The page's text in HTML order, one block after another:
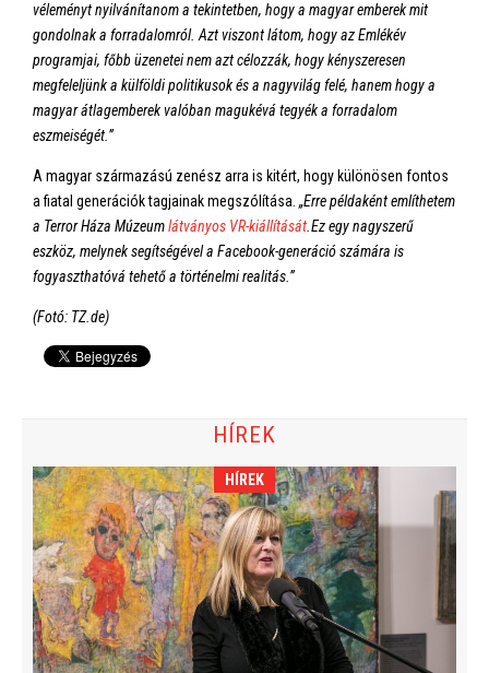
véleményt nyilvánítanom a tekintetben, hogy a magyar emberek mit
gondolnak a forradalomról. Azt viszont látom, hogy az Emlékév
programjai, főbb üzenetei nem azt célozzák, hogy kényszeresen
megfeleljünk a külföldi politikusok és a nagyvilág felé, hanem hogy a
magyar átlagemberek valóban magukévá tegyék a forradalom
eszmeiségét.”
A magyar származású zenész arra is kitért, hogy különösen fontos
a fiatal generációk tagjainak megszólítása. „Erre példaként említhetem
a Terror Háza Múzeumlátványos VR-kiállítását Ez egy nagyszerű
eszköz, melynek segítségével a Facebook-generáció számára is
fogyaszthatóvá tehető a történelmi realitás.”
(Fotó: TZ.de)
HÍREK
HÍREK